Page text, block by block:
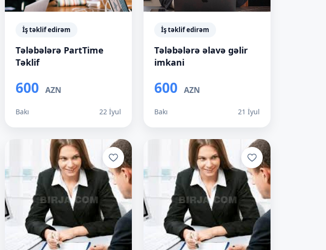
İş təklif edirəm
Tələbələrə PartTime
Təklif
600 AZN
Bakı 22 İyul
İş təklif edirəm
Tələbələrə əlavə gəlir
imkani
600 AZN
Bakı 21 İyul